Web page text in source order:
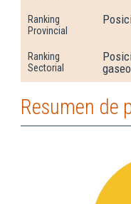
Ranking
Provincial
Ranking
Sectorial
Resumen de